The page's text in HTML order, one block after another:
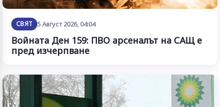
СВЯТ 5 Август 2026, 04:04
Войната Ден 159: ПВО арсеналът на САЩ е
пред изчерпване